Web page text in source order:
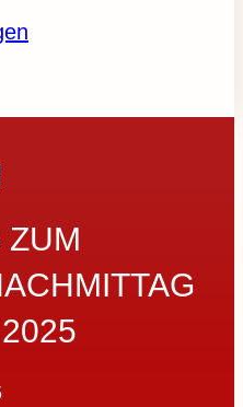
ZUM